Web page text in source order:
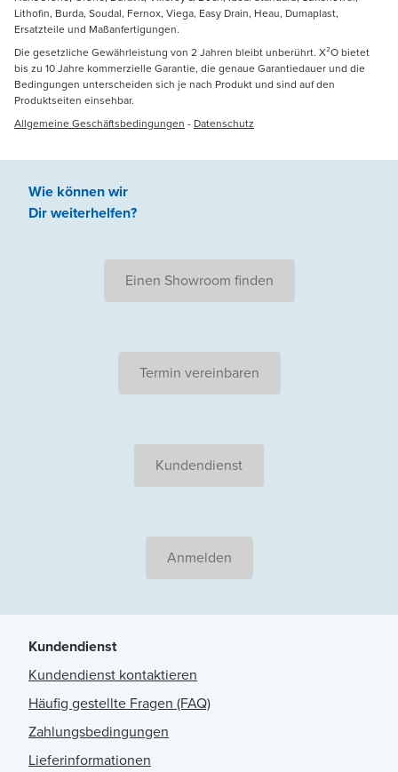
Lithofin, Burda, Soudal, Fernox, Viega, Easy Drain, Heau, Dumaplast,
Ersatzteile und Maßanfertigungen.
Die gesetzliche Gewährleistung von 2 Jahren bleibt unberührt. X²O bietet
bis zu 10 Jahre kommerzielle Garantie, die genaue Garantiedauer und die
Bedingungen unterscheiden sich je nach Produkt und sind auf den
Produktseiten einsehbar.
Allgemeine Geschäftsbedingungen - Datenschutz
Wie können wir
Dir weiterhelfen?
Einen Showroom finden
Termin vereinbaren
Kundendienst
Anmelden
Kundendienst
Kundendienst kontaktieren
Häufig gestellte Fragen (FAQ)
Zahlungsbedingungen
Lieferinformationen